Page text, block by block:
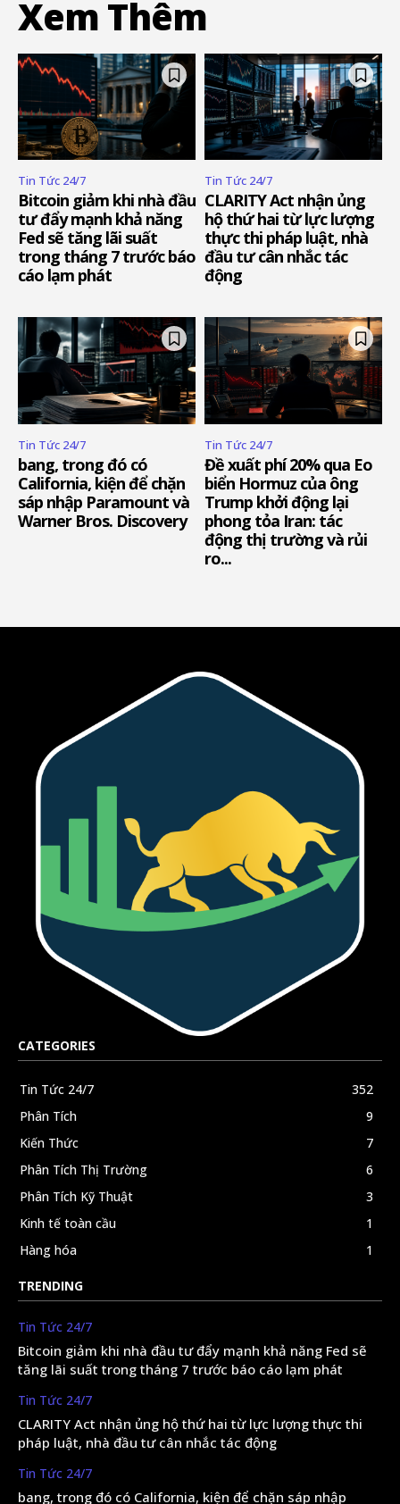
Xem Thêm
Tin Tức 24/7
Bitcoin giảm khi nhà đầu
tư đẩy mạnh khả năng
Fed sẽ tăng lãi suất
trong tháng 7 trước báo
cáo lạm phát
Tin Tức 24/7
CLARITY Act nhận ủng
hộ thứ hai từ lực lượng
thực thi pháp luật, nhà
đầu tư cân nhắc tác
động
Tin Tức 24/7
bang, trong đó có
California, kiện để chặn
sáp nhập Paramount và
Warner Bros. Discovery
Tin Tức 24/7
Đề xuất phí 20% qua Eo
biển Hormuz của ông
Trump khởi động lại
phong tỏa Iran: tác
động thị trường và rủi
ro...
CATEGORIES
Tin Tức 24/7
352
Phân Tích
9
Kiến Thức
7
Phân Tích Thị Trường
6
Phân Tích Kỹ Thuật
3
Kinh tế toàn cầu
1
Hàng hóa
1
TRENDING
Tin Tức 24/7
Bitcoin giảm khi nhà đầu tư đẩy mạnh khả năng Fed sẽ
tăng lãi suất trong tháng 7 trước báo cáo lạm phát
Tin Tức 24/7
CLARITY Act nhận ủng hộ thứ hai từ lực lượng thực thi
pháp luật, nhà đầu tư cân nhắc tác động
Tin Tức 24/7
bang, trong đó có California, kiện để chặn sáp nhập